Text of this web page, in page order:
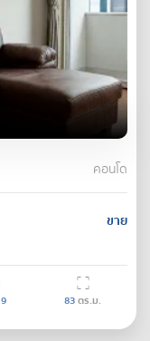
คอนโด
ขาย
9 83ตร.ม.